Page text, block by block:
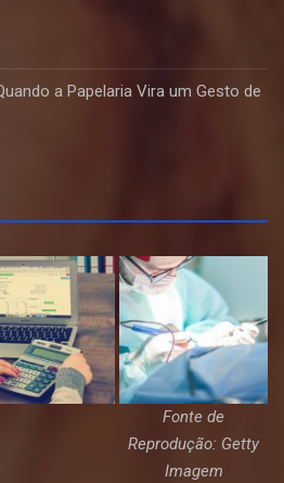
a Papelaria Vira um Gesto de
Fonte de
Reprodução: Getty
Imagem